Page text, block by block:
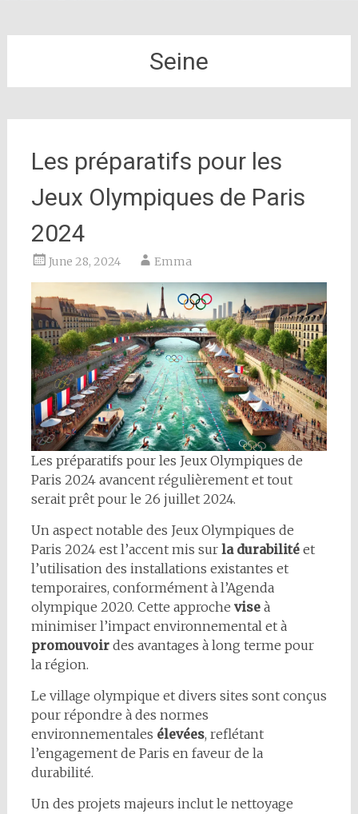
Seine
Les préparatifs pour les
Jeux Olympiques de Paris
2024
June 28, 2024 Emma
Les préparatifs pour les Jeux Olympiques de
Paris 2024 avancent régulièrement et tout
serait prêt pour le 26 juillet 2024.
Un aspect notable des Jeux Olympiques de
Paris 2024 est l’accent mis sur la durabilitéet
l’utilisation des installations existantes et
temporaires, conformément à l’Agenda
olympique 2020. Cette approche viseà
minimiser l’impact environnemental et à
promouvoirdes avantages à long terme pour
la région.
Le village olympique et divers sites sont conçus
pour répondre à des normes
environnementales élevées, reflétant
l’engagement de Paris en faveur de la
durabilité.
Un des projets majeurs inclut le nettoyage